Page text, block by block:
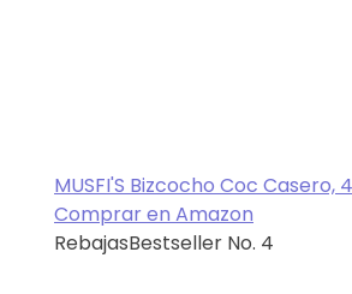
MUSFI'S Bizcocho Coc Casero,
Comprar en Amazon
RebajasBestseller No. 4